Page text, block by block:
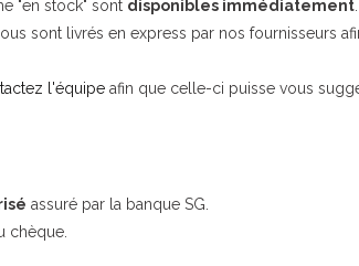
"en stock" sont disponibles immédiatement.
sont livrés en express par nos fournisseurs
l'équipe afin que celle-ci puisse vous
assuré par la banque SG.
chèque.